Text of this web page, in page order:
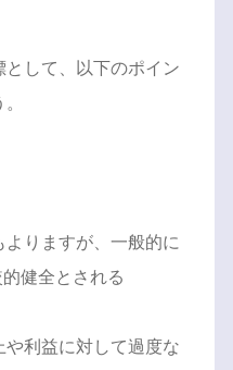
して、以下のポイン
よりますが、一般的に
健全とされる
や利益に対して過度な